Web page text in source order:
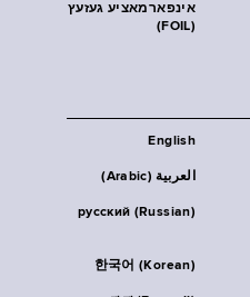
אינפארמאציע געזעץ
(FOIL)
English
العربية (Arabic)
русский (Russian)
한국어 (Korean)